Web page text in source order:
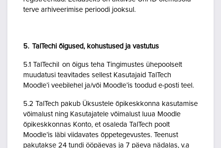
terve arhiveerimise perioodi jooksul.
5. TalTechi õigused, kohustused ja vastutus
5.1 TalTechil on õigus teha Tingimustes ühepoolselt
muudatusi teavitades sellest Kasutajaid TalTech
Moodle’i veebilehel ja/või Moodle’is toodud e-posti teel.
5.2 TalTech pakub Üksustele õpikeskkonna kasutamise
võimalust ning Kasutajatele võimalust luua Moodle
õpikeskkonnas Konto, et osaleda TalTech poolt
Moodle’is läbi viidavates õppetegevustes. Teenust
pakutakse 24 tundi ööpäevas ja 7 päeva nädalas, v.a